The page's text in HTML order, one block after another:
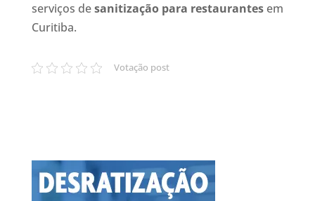
serviços desanitização para restaurantesem
Curitiba.
Votação post